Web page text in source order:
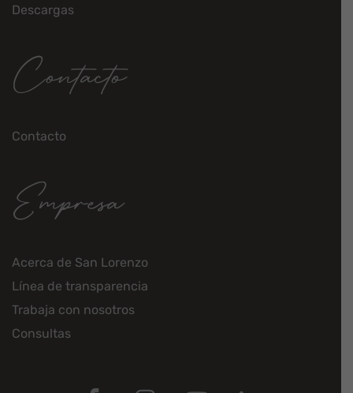
Descargas
Contacto
Contacto
Empresa
Acerca de San Lorenzo
Línea de transparencia
Trabaja con nosotros
Consultas